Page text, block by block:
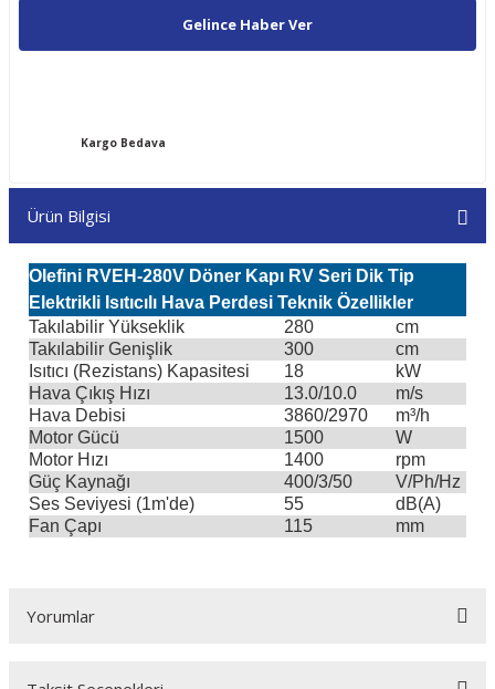
Gelince Haber Ver
Kargo Bedava
Ürün Bilgisi
Olefini RVEH-280V Döner Kapı RV Seri Dik Tip
Elektrikli Isıtıcılı Hava Perdesi Teknik Özellikler
Takılabilir Yükseklik
280
cm
Takılabilir Genişlik
300
cm
Isıtıcı (Rezistans) Kapasitesi
18
kW
Hava Çıkış Hızı
13.0/10.0
m/s
Hava Debisi
3860/2970
m³/h
Motor Gücü
1500
W
Motor Hızı
1400
rpm
Güç Kaynağı
400/3/50
V/Ph/Hz
Ses Seviyesi (1m'de)
55
dB(A)
Fan Çapı
115 mm
Yorumlar